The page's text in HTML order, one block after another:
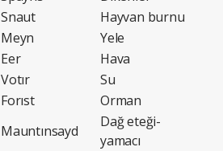
Snaut
Hayvan burnu
Meyn
Yele
Eer
Hava
Votır
Su
Forıst
Orman
Mauntınsayd
Dağ eteği-
yamacı